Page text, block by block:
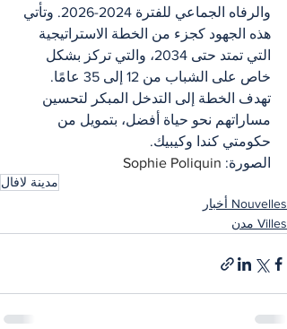
والرفاه الجماعي للفترة 2024-2026. وتأتي
هذه الجهود كجزء من الخطة الاستراتيجية
التي تمتد حتى 2034، والتي تركز بشكل
خاص على الشباب من 12 إلى 35 عامًا.
تهدف الخطة إلى التدخل المبكر لتحسين
مساراتهم نحو حياة أفضل، بتمويل من
حكومتي كندا وكيبيك.
الصورة: Sophie Poliquin
مدينة لافال
Nouvelles أخبار
Villes مدن